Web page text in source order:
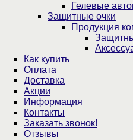
Гелевые
Защитные очки
Продукция
Как купить
Оплата
Доставка
Акции
Информация
Контакты
Заказать звонок!
Отзывы